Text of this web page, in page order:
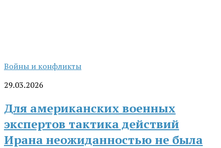
Войны и конфликты
29.03.2026
Для американских военных
экспертов тактика действий
Ирана неожиданностью не была